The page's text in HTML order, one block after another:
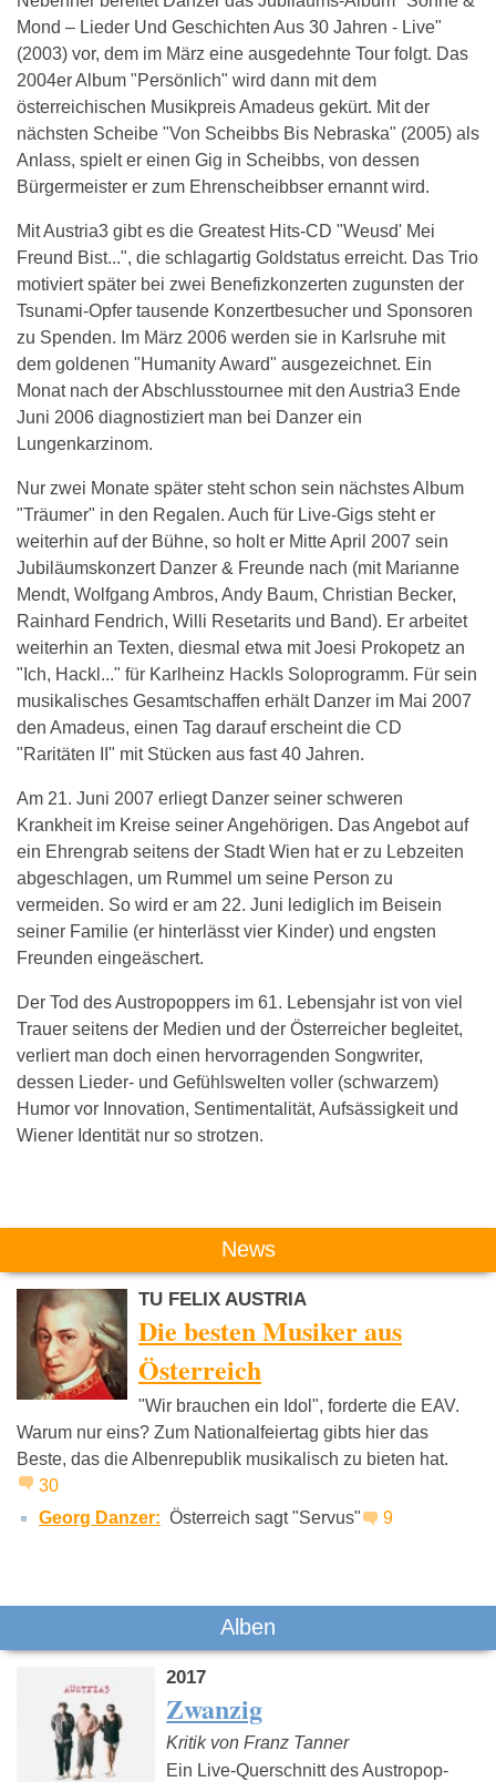
Mond – Lieder Und Geschichten Aus 30 Jahren - Live"
(2003) vor, dem im März eine ausgedehnte Tour folgt. Das
2004er Album "Persönlich" wird dann mit dem
österreichischen Musikpreis Amadeus gekürt. Mit der
nächsten Scheibe "Von Scheibbs Bis Nebraska" (2005) als
Anlass, spielt er einen Gig in Scheibbs, von dessen
Bürgermeister er zum Ehrenscheibbser ernannt wird.
Mit Austria3 gibt es die Greatest Hits-CD "Weusd' Mei
Freund Bist...", die schlagartig Goldstatus erreicht. Das Trio
motiviert später bei zwei Benefizkonzerten zugunsten der
Tsunami-Opfer tausende Konzertbesucher und Sponsoren
zu Spenden. Im März 2006 werden sie in Karlsruhe mit
dem goldenen "Humanity Award" ausgezeichnet. Ein
Monat nach der Abschlusstournee mit den Austria3 Ende
Juni 2006 diagnostiziert man bei Danzer ein
Lungenkarzinom.
Nur zwei Monate später steht schon sein nächstes Album
"Träumer" in den Regalen. Auch für Live-Gigs steht er
weiterhin auf der Bühne, so holt er Mitte April 2007 sein
Jubiläumskonzert Danzer & Freunde nach (mit Marianne
Mendt, Wolfgang Ambros, Andy Baum, Christian Becker,
Rainhard Fendrich, Willi Resetarits und Band). Er arbeitet
weiterhin an Texten, diesmal etwa mit Joesi Prokopetz an
"Ich, Hackl..." für Karlheinz Hackls Soloprogramm. Für sein
musikalisches Gesamtschaffen erhält Danzer im Mai 2007
den Amadeus, einen Tag darauf erscheint die CD
"Raritäten II" mit Stücken aus fast 40 Jahren.
Am 21. Juni 2007 erliegt Danzer seiner schweren
Krankheit im Kreise seiner Angehörigen. Das Angebot auf
ein Ehrengrab seitens der Stadt Wien hat er zu Lebzeiten
abgeschlagen, um Rummel um seine Person zu
vermeiden. So wird er am 22. Juni lediglich im Beisein
seiner Familie (er hinterlässt vier Kinder) und engsten
Freunden eingeäschert.
Der Tod des Austropoppers im 61. Lebensjahr ist von viel
Trauer seitens der Medien und der Österreicher begleitet,
verliert man doch einen hervorragenden Songwriter,
dessen Lieder- und Gefühlswelten voller (schwarzem)
Humor vor Innovation, Sentimentalität, Aufsässigkeit und
Wiener Identität nur so strotzen.
Das könnte Dich auch interessieren:
U2 David Bowie
News
TU FELIX AUSTRIA
Die besten Musiker aus
Österreich
"Wir brauchen ein Idol", forderte die EAV.
Warum nur eins? Zum Nationalfeiertag gibts hier das
Beste, das die Albenrepublik musikalisch zu bieten hat.
30
Georg Danzer: Österreich sagt "Servus" 9
Alben
2017
Zwanzig
Kritik von Franz Tanner
Ein Live-Querschnitt des Austropop-